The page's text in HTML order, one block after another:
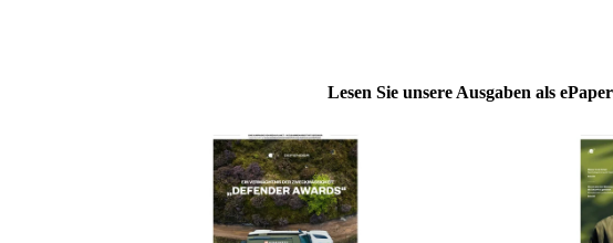
Lesen Sie unsere Ausgaben als ePaper